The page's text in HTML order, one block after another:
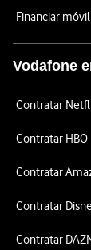
Financiar
Vodafone
Contratar
Contratar HBO
Contratar
Contratar
Contratar